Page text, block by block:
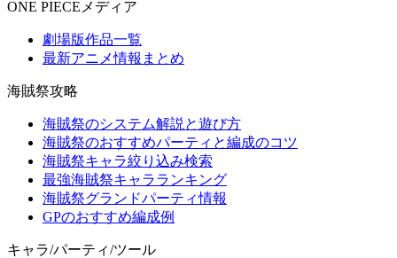
ONE PIECEメディア
劇場版作品一覧
最新アニメ情報まとめ
海賊祭攻略
海賊祭のシステム解説と遊び方
海賊祭のおすすめパーティと編成のコツ
海賊祭キャラ絞り込み検索
最強海賊祭キャラランキング
海賊祭グランドパーティ情報
GPのおすすめ編成例
キャラ/パーティ/ツール